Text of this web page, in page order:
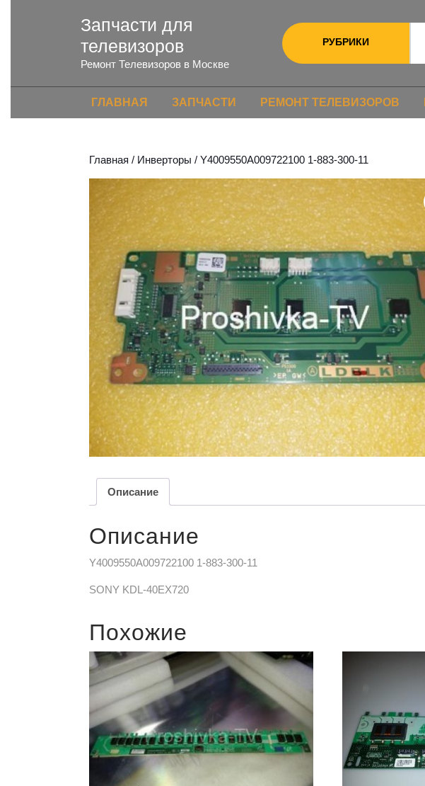
Запчасти для
телевизоров
Ремонт Телевизоров в Москве
РУБРИКИ
ГЛАВНАЯ ЗАПЧАСТИ РЕМОНТ ТЕЛЕВИЗОРОВ
Главная / Инверторы / Y4009550A009722100 1-883-300-11
Описание
Описание
Y4009550A009722100 1-883-300-11
SONY KDL-40EX720
Похожие